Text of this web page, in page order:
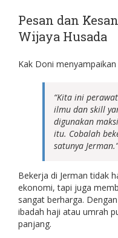
Pesan dan
Wijaya Husada
Kak Doni
“Kita ini
ilmu dan skill
digunakan
itu. Cobalah
satunya Jerman.”
Bekerja di Jerman tidak
ekonomi, tapi juga
sangat berharga.
ibadah haji atau umrah
panjang.